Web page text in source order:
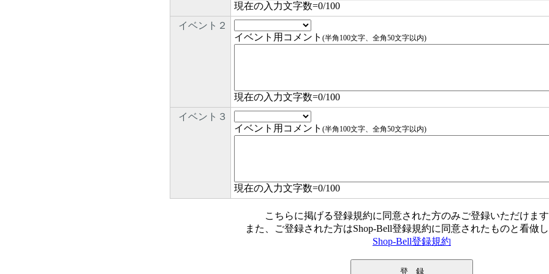
現在の入力文字数=0/100
イベント２
イベント用コメント (半角100文字、全角50文字以内)
現在の入力文字数=0/100
イベント３
イベント用コメント (半角100文字、全角50文字以内)
現在の入力文字数=0/100
こちらに掲げる登録規約に同意された方のみご登録いただけます
また、ご登録された方はShop-Bell登録規約に同意されたものと看做し
Shop-Bell登録規約